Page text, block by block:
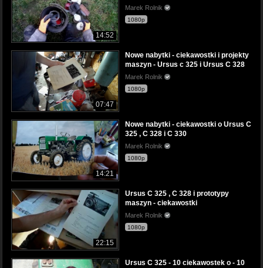
14:52
Marek Rolnik
1080p
07:47
Nowe nabytki - ciekawostki i projekty
maszyn - Ursus c 325 i Ursus C 328
Marek Rolnik
1080p
14:21
Nowe nabytki - ciekawostki o Ursus C
325 , C 328 i C 330
Marek Rolnik
1080p
22:15
Ursus C 325 , C 328 i prototypy
maszyn - ciekawostki
Marek Rolnik
1080p
Ursus C 325 - 10 ciekawostek o - 10